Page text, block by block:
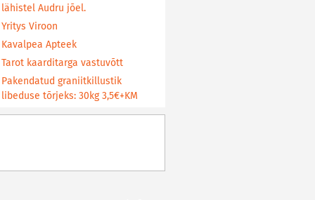
lähistel Audru jõel.
Yritys Viroon
Kavalpea Apteek
Tarot kaarditarga vastuvõtt
Pakendatud graniitkillustik
libeduse tõrjeks: 30kg 3,5€+KM